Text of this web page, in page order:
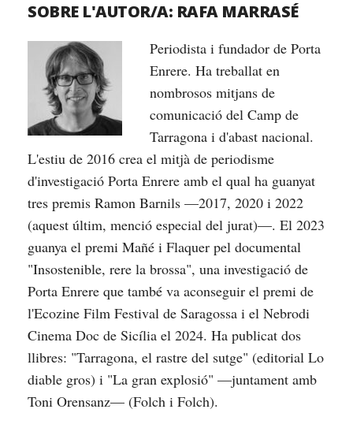
SOBRE L'AUTOR/A: RAFA MARRASÉ
Periodista i fundador de Porta
Enrere. Ha treballat en
nombrosos mitjans de
comunicació del Camp de
Tarragona i d'abast nacional.
L'estiu de 2016 crea el mitjà de periodisme
d'investigació Porta Enrere amb el qual ha guanyat
tres premis Ramon Barnils —2017, 2020 i 2022
(aquest últim, menció especial del jurat)—. El 2023
guanya el premi Mañé i Flaquer pel documental
"Insostenible, rere la brossa", una investigació de
Porta Enrere que també va aconseguir el premi de
l'Ecozine Film Festival de Saragossa i el Nebrodi
Cinema Doc de Sicília el 2024. Ha publicat dos
llibres: "Tarragona, el rastre del sutge" (editorial Lo
diable gros) i "La gran explosió" —juntament amb
Toni Orensanz— (Folch i Folch).